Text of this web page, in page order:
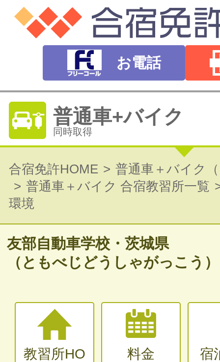
お電話
普通車+バイク
同時取得
普通自動車免許
オートマ（AT）・マニュアル（MT）
バイク免許
普通二輪（中型二輪）・大型二輪
合宿免許HOME
普通車＋バイク
普通車＋バイク 合宿教習所一覧
環境
友部自動車学校・茨城県
（ともべじどうしゃがっこう）
教習所HO 料金 宿